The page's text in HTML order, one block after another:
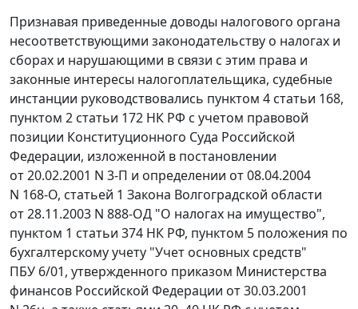
Признавая приведенные доводы налогового органа
несоответствующими законодательству о налогах и
сборах и нарушающими в связи с этим права и
законные интересы налогоплательщика, судебные
инстанции руководствовались пунктом 4 статьи 168,
пунктом 2 статьи 172 НК РФ с учетом правовой
позиции Конституционного Суда Российской
Федерации, изложенной в постановлении
от 20.02.2001 N 3-П и определении от 08.04.2004
N 168-О, статьей 1 Закона Волгоградской области
от 28.11.2003 N 888-ОД "О налогах на имущество",
пунктом 1 статьи 374 НК РФ, пунктом 5 положения по
бухгалтерскому учету "Учет основных средств"
ПБУ 6/01, утвержденного приказом Министерства
финансов Российской Федерации от 30.03.2001